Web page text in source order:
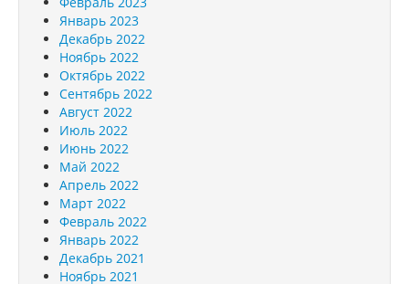
Январь 2023
Декабрь 2022
Ноябрь 2022
Октябрь 2022
Сентябрь 2022
Август 2022
Июль 2022
Июнь 2022
Май 2022
Апрель 2022
Март 2022
Февраль 2022
Январь 2022
Декабрь 2021
Ноябрь 2021